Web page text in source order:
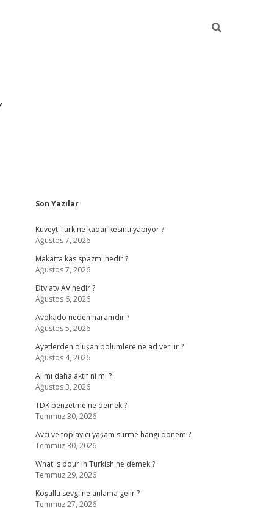
Sidebar
Son Yazılar
Kuveyt Türk ne kadar kesinti yapıyor ?
Ağustos 7, 2026
Makatta kas spazmı nedir ?
Ağustos 7, 2026
Dtv atv AV nedir ?
Ağustos 6, 2026
Avokado neden haramdır ?
Ağustos 5, 2026
Ayetlerden oluşan bölümlere ne ad verilir ?
Ağustos 4, 2026
Al mı daha aktif ni mi ?
Ağustos 3, 2026
TDK benzetme ne demek ?
Temmuz 30, 2026
Avcı ve toplayıcı yaşam sürme hangi dönem ?
Temmuz 30, 2026
What is pour in Turkish ne demek ?
Temmuz 29, 2026
Koşullu sevgi ne anlama gelir ?
Temmuz 27, 2026